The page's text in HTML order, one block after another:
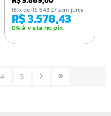
R$ 3.578,43
8% à vista no pix
(6)x de R$ 648,27 sem juros
4 5